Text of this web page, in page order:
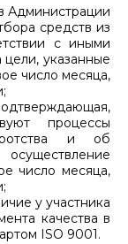
Администрации
средств из
с иными
указанные
число месяца,
процессы
и об
число месяца,
у участника
качества в
ISO 9001.